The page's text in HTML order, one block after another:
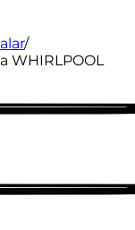
/
WHIRLPOOL